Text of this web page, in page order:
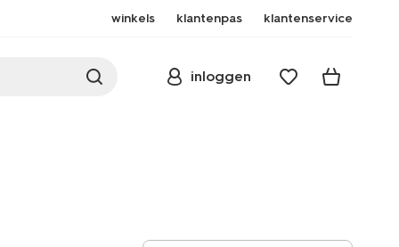
winkels klantenpas klantenservice
inloggen